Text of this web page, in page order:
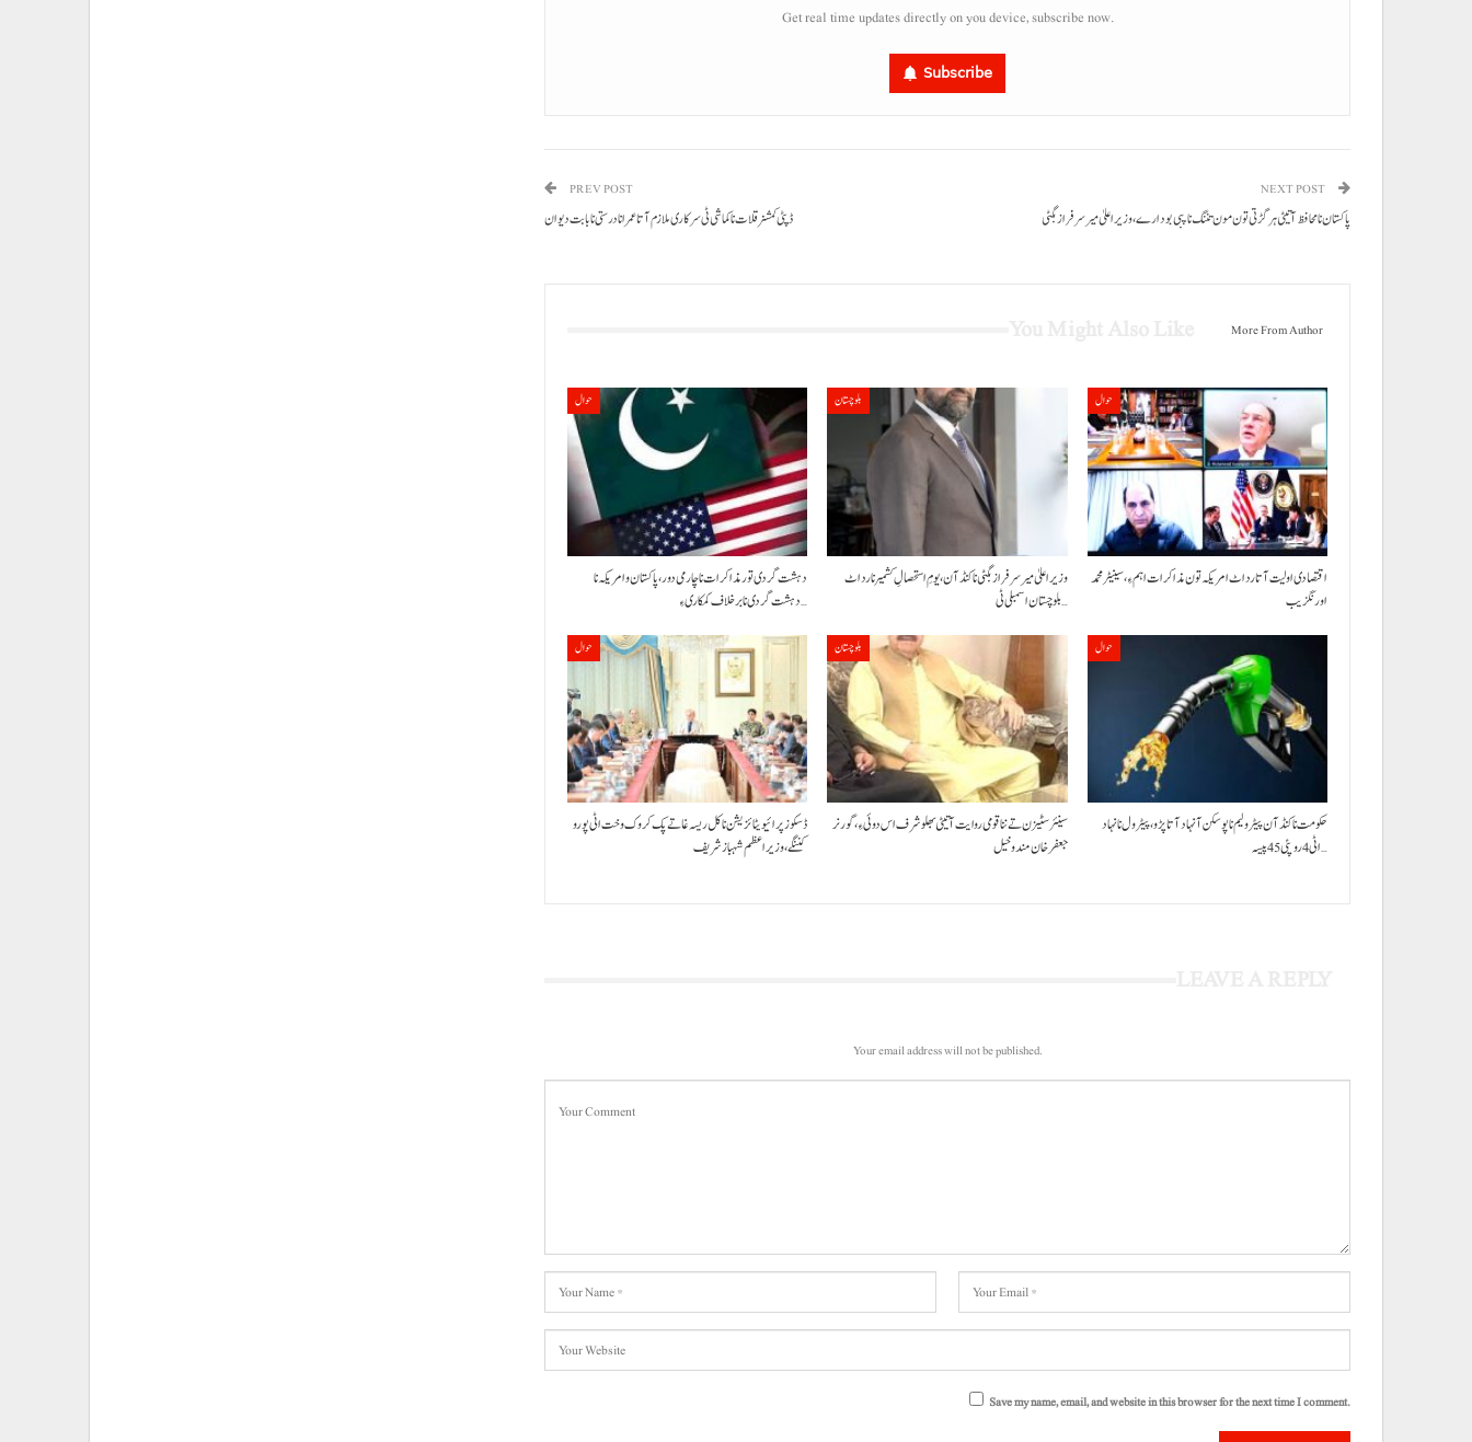
Get real time updates directly on you device, subscribe now.
Subscribe
PREV POST
ڈپٹی کمشنر قلات نا کماشی ٹی سرکاری ملازم آتا عمر انا درستی نا بابت دیوان
NEXT POST
پاکستان نا محافظ آتیٹی ہر گڑتی تون مون تننگ نا پبی بود ارے،وزیراعلیٰ میر سرفراز بگٹی
More From Author
حوال
دہشت گردی تور مذاکرات نا چارمی دور،پاکستان و امریکہ نا
دہشت گردی نا برخلاف کمکاری ءِ…
بلوچستان
وزیراعلیٰ میر سرفراز بگٹی نا کنڈ آن،یومِ استحصالِ کشمیر نا رد اٹ
بلوچستان اسمبلی ٹی…
حوال
اقتصادی اولیت آتا رد اٹ امریکہ تون مذاکرات اہم ءِ،سینیٹر محمد
اورنگزیب
حوال
ڈسکوز پرائیویٹائزیشن نا کل ریسہ غاتے پک کروک وخت اٹی پورو
کننگے ،وزیراعظم شہباز شریف
بلوچستان
سینئر سٹیزن تے ننا قومی روایت آتیٹی بھلو شرف اس دوئی ءِ،گورنر
جعفرخان مندوخیل
حوال
حکومت نا کنڈ آن پیٹرولیم نا پوسکن آ نہاد آتا پڑو،پیٹرول نا نہاد
اٹی 4 روپئی 45 پیسہ…
Your email address will not be published.
Save my name, email, and website in this browser for the next time I comment.